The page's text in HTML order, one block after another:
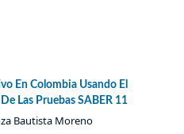
En Colombia Usando El
Las Pruebas SABER 11
Bautista Moreno